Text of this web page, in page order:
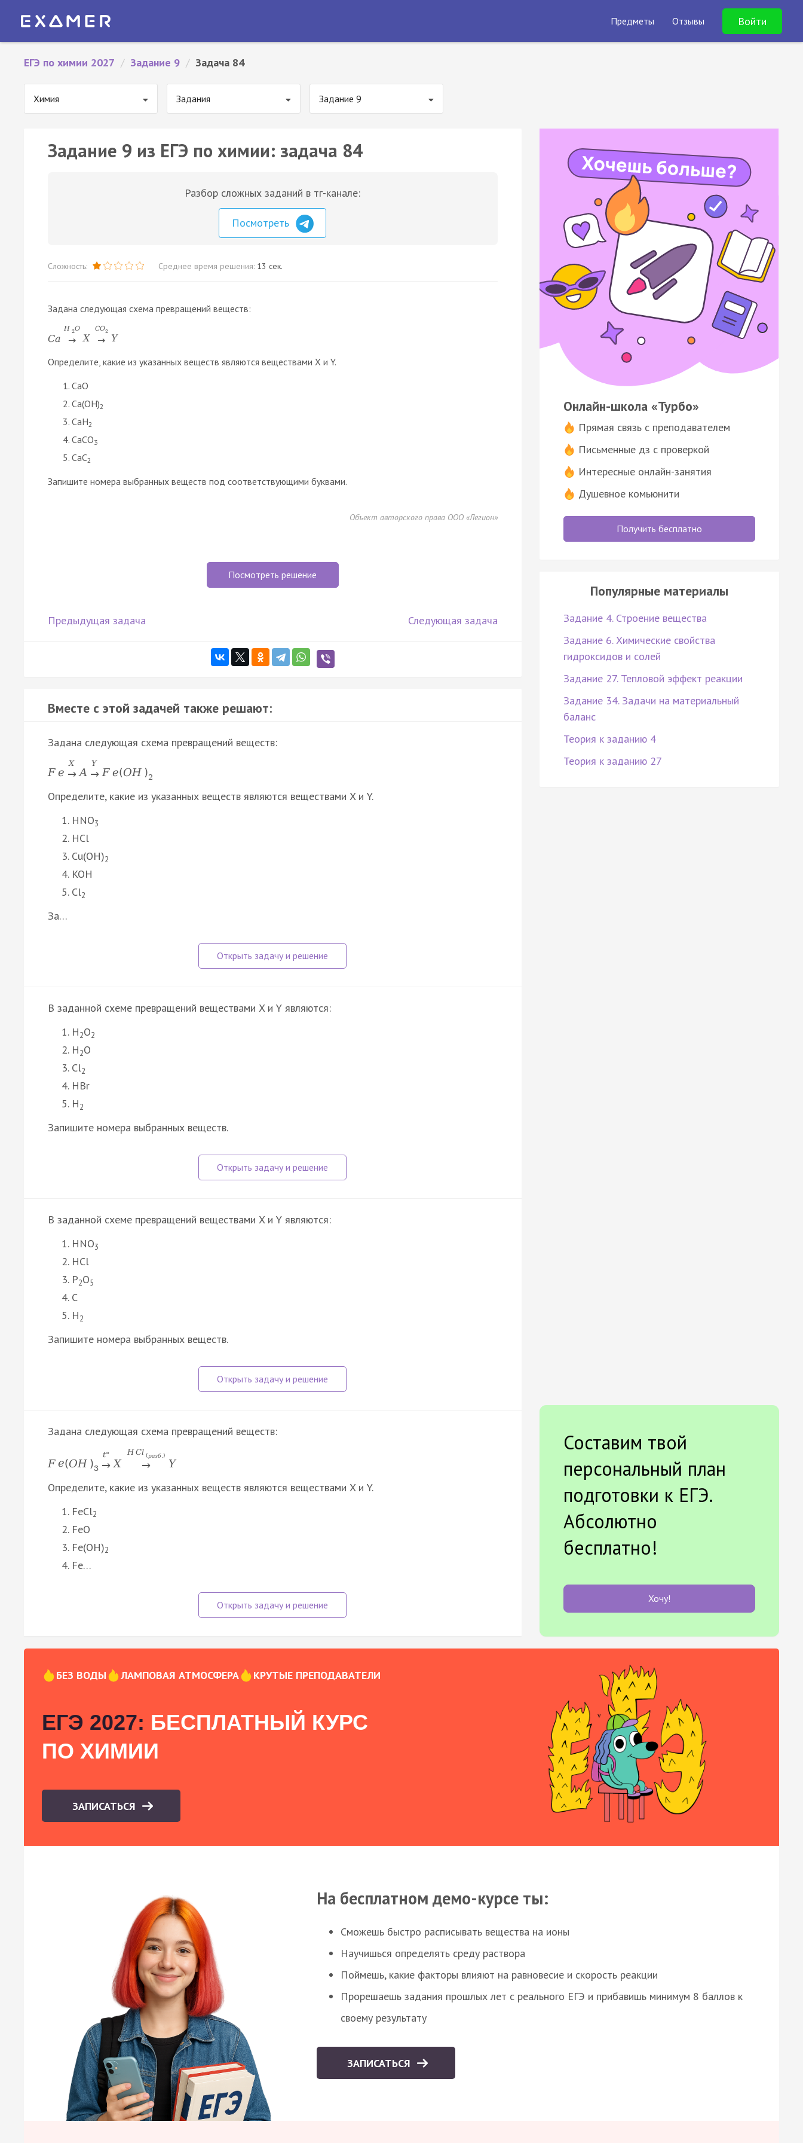
Предметы Отзывы Войти
ЕГЭ по химии 2027 / Задание 9 / Задача 84
Химия Задания Задание 9
Задание 9 из ЕГЭ по химии: задача 84
Разбор сложных заданий в тг-канале:
Посмотреть
Сложность: Среднее время решения: 13 сек.
Задана следующая схема превращений веществ:
Ca
H 2O
→ X
CO2
→ Y
Определите, какие из указанных веществ являются веществами X и Y.
CaO
Ca(OH)2
CaH2
CaCO3
CaC2
Запишите номера выбранных веществ под соответствующими буквами.
Объект авторского права ООО «Легион»
Посмотреть решение
Предыдущая задача Следующая задача
Вместе с этой задачей также решают:
Задана следующая схема превращений веществ:
Fe
X
→ A
Y
→ F e(OH )2
Определите, какие из указанных веществ являются веществами X и Y.
HNO3
HCl
Cu(OH)2
KOH
Cl2
За…
В заданной схеме превращений веществами X и Y являются:
H2O2
H2O
Cl2
HBr
H2
Запишите номера выбранных веществ.
В заданной схеме превращений веществами X и Y являются:
HNO3
HCl
P2O5
C
H2
Запишите номера выбранных веществ.
Задана следующая схема превращений веществ:
Fe(OH )3
t°
→ X
H Cl (разб. )
→ Y
Определите, какие из указанных веществ являются веществами X и Y.
FeCl2
FeO
Fe(OH)2
Fe…
Онлайн-школа «Турбо»
Прямая связь с преподавателем
Письменные дз с проверкой
Интересные онлайн-занятия
Душевное комьюнити
Получить бесплатно
Популярные материалы
Задание 4. Строение вещества
Задание 6. Химические свойства
гидроксидов и солей
Задание 27. Тепловой эффект реакции
Задание 34. Задачи на материальный
баланс
Теория к заданию 4
Теория к заданию 27
Составим твой
персональный план
подготовки к ЕГЭ.
Абсолютно
бесплатно!
Хочу!
БЕЗ ВОДЫ ЛАМПОВАЯ АТМОСФЕРА КРУТЫЕ ПРЕПОДАВАТЕЛИ
ЕГЭ 2027: БЕСПЛАТНЫЙ КУРС
ПО ХИМИИ
ЗАПИСАТЬСЯ
На бесплатном демо-курсе ты:
Сможешь быстро расписывать вещества на ионы
Научишься определять среду раствора
Поймешь, какие факторы влияют на равновесие и скорость реакции
Прорешаешь задания прошлых лет с реального ЕГЭ и прибавишь минимум 8 баллов к
своему результату
ЗАПИСАТЬСЯ